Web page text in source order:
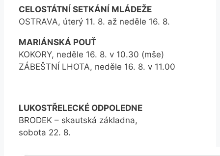
CELOSTÁTNÍ SETKÁNÍ MLÁDEŽE
OSTRAVA, úterý 11. 8. až neděle 16. 8.
MARIÁNSKÁ POUŤ
KOKORY, neděle 16. 8. v 10.30 (mše)
ZÁBEŠTNÍ LHOTA, neděle 16. 8. v 11.00
LUKOSTŘELECKÉ ODPOLEDNE
BRODEK – skautská základna,
sobota 22. 8.